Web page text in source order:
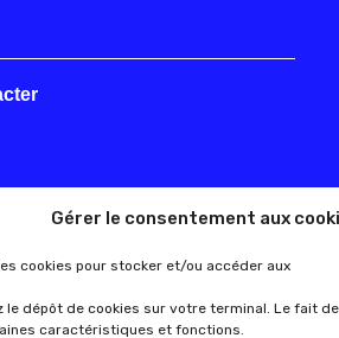
Gérer le consentement aux
cookies pour stocker et/ou accéder aux
le dépôt de cookies sur votre terminal. Le fait
caractéristiques et fonctions.